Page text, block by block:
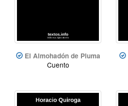
El Almohadón de Pluma
Cuento